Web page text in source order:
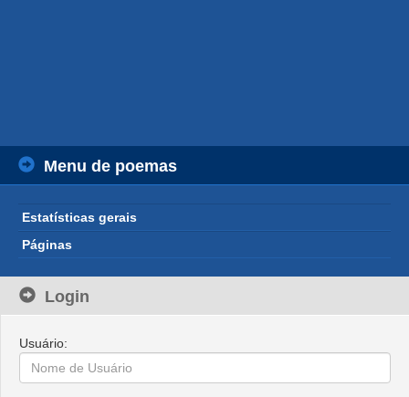
Menu de poemas
Estatísticas gerais
Páginas
Login
Usuário: